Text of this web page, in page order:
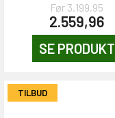
Før 3.199,95
2.559,96
SE PRODUKT
TILBUD